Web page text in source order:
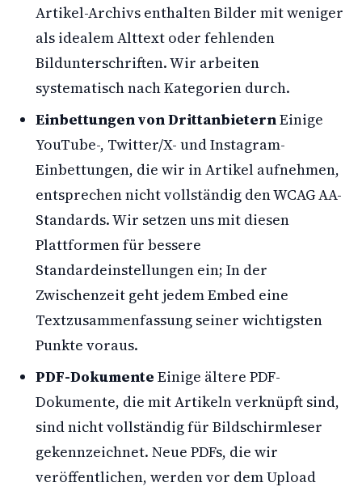
Artikel-Archivs enthalten Bilder mit weniger
als idealem Alttext oder fehlenden
Bildunterschriften. Wir arbeiten
systematisch nach Kategorien durch.
Einbettungen von DrittanbieternEinige
YouTube-, Twitter/X- und Instagram-
Einbettungen, die wir in Artikel aufnehmen,
entsprechen nicht vollständig den WCAG AA-
Standards. Wir setzen uns mit diesen
Plattformen für bessere
Standardeinstellungen ein; In der
Zwischenzeit geht jedem Embed eine
Textzusammenfassung seiner wichtigsten
Punkte voraus.
PDF-Dokumente Einige ältere PDF-
Dokumente, die mit Artikeln verknüpft sind,
sind nicht vollständig für Bildschirmleser
gekennzeichnet. Neue PDFs, die wir
veröffentlichen, werden vor dem Upload